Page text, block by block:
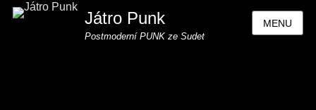
Játro Punk
Postmoderní PUNK ze Sudet
MENU